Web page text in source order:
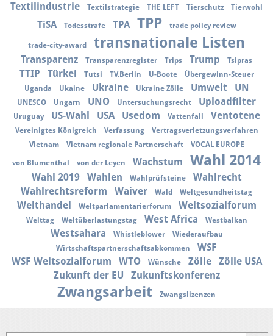
Textilindustrie Textilstrategie THE LEFT Tierschutz Tierwohl
TiSA Todesstrafe TPA TPP trade policy review
trade-city-award transnationale Listen
Transparenz Transparenzregister Trips Trump Tsipras
TTIP Türkei Tutsi TV.Berlin U-Boote
Übergewinn-Steuer
Uganda
Ukaine Ukraine Ukraine Zölle Umwelt UN
UNESCO Ungarn UNO Untersuchungsrecht Uploadfilter
Uruguay US-Wahl USA Usedom Vattenfall Ventotene
Vereinigtes Königreich Verfassung
Vertragsverletzungsverfahren
Vietnam
Vietnam regionale Partnerschaft VOCAL EUROPE
von Blumenthal von der Leyen Wachstum Wahl 2014
Wahl 2019 Wahlen Wahlprüfsteine
Wahlrecht
Wahlrechtsreform
Waiver Wald Weltgesundheitstag
Welthandel Weltparlamentarierforum Weltsozialforum
Welttag Weltüberlastungstag West Africa Westbalkan
Westsahara Whistleblower
Wiederaufbau
Wirtschaftspartnerschaftsabkommen
WSF
WSF Weltsozialforum
WTO Wünsche Zölle
Zölle USA
Zukunft der EU
Zukunftskonferenz
Zwangsarbeit Zwangslizenzen